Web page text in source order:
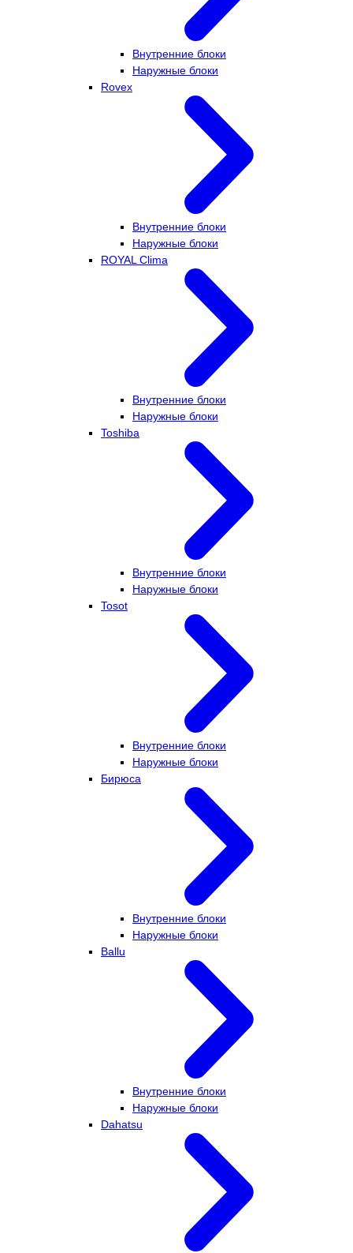
Внутренние блоки
Наружные блоки
Rovex
Внутренние блоки
Наружные блоки
ROYAL Clima
Внутренние блоки
Наружные блоки
Toshiba
Внутренние блоки
Наружные блоки
Tosot
Внутренние блоки
Наружные блоки
Бирюса
Внутренние блоки
Наружные блоки
Ballu
Внутренние блоки
Наружные блоки
Dahatsu